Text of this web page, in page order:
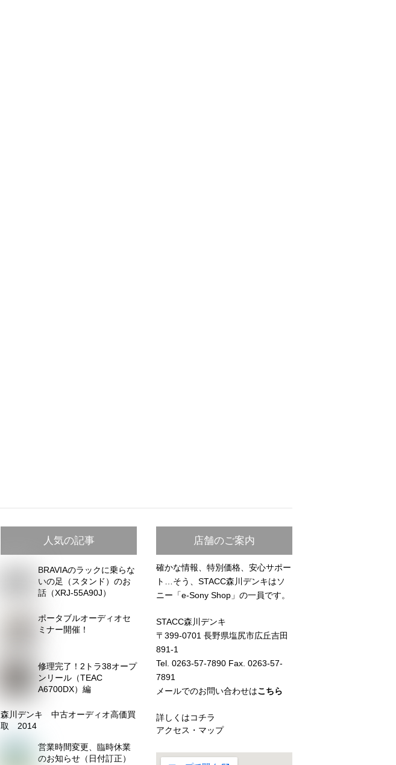
人気の記事
BRAVIAのラックに乗らな
いの足（スタンド）のお
話（XRJ-55A90J）
ポータブルオーディオセ
ミナー開催！
修理完了！2トラ38オープ
ンリール（TEAC
A6700DX）編
森川デンキ 中古オーディオ高価買
取 2014
営業時間変更、臨時休業
のお知らせ（日付訂正）
店舗のご案内
確かな情報、特別価格、安心サポー
ト…そう、STACC森川デンキはソ
ニー「e-Sony Shop」の一員です。
STACC森川デンキ
〒399-0701 長野県塩尻市広丘吉田
891-1
Tel. 0263-57-7890 Fax. 0263-57-
7891
メールでのお問い合わせはこちら
詳しくはコチラ
アクセス・マップ